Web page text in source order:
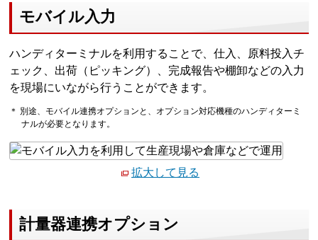
モバイル入力
ハンディターミナルを利用することで、仕入、原料投入チ
ェック、出荷（ピッキング）、完成報告や棚卸などの入力
を現場にいながら行うことができます。
＊ 別途、モバイル連携オプションと、オプション対応機種のハンディターミ
ナルが必要となります。
拡大して見る
計量器連携オプション